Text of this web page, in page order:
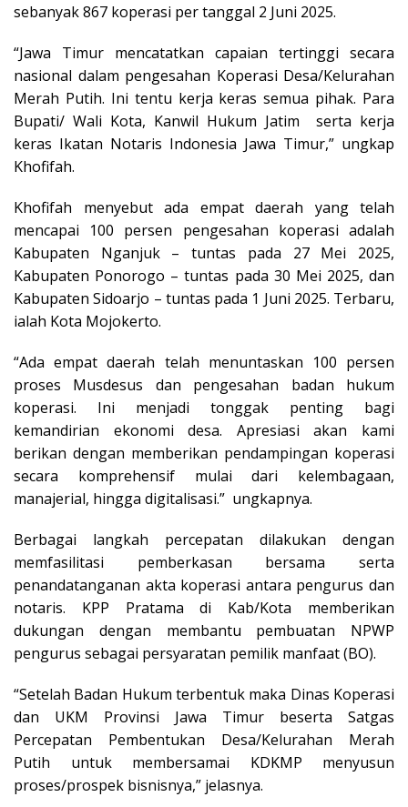
sebanyak 867 koperasi per tanggal 2 Juni 2025.
“Jawa Timur mencatatkan capaian tertinggi secara
nasional dalam pengesahan Koperasi Desa/Kelurahan
Merah Putih. Ini tentu kerja keras semua pihak. Para
Bupati/ Wali Kota, Kanwil Hukum Jatim serta kerja
keras Ikatan Notaris Indonesia Jawa Timur,” ungkap
Khofifah.
Khofifah menyebut ada empat daerah yang telah
mencapai 100 persen pengesahan koperasi adalah
Kabupaten Nganjuk – tuntas pada 27 Mei 2025,
Kabupaten Ponorogo – tuntas pada 30 Mei 2025, dan
Kabupaten Sidoarjo – tuntas pada 1 Juni 2025. Terbaru,
ialah Kota Mojokerto.
“Ada empat daerah telah menuntaskan 100 persen
proses Musdesus dan pengesahan badan hukum
koperasi. Ini menjadi tonggak penting bagi
kemandirian ekonomi desa. Apresiasi akan kami
berikan dengan memberikan pendampingan koperasi
secara komprehensif mulai dari kelembagaan,
manajerial, hingga digitalisasi.” ungkapnya.
Berbagai langkah percepatan dilakukan dengan
memfasilitasi pemberkasan bersama serta
penandatanganan akta koperasi antara pengurus dan
notaris. KPP Pratama di Kab/Kota memberikan
dukungan dengan membantu pembuatan NPWP
pengurus sebagai persyaratan pemilik manfaat (BO).
“Setelah Badan Hukum terbentuk maka Dinas Koperasi
dan UKM Provinsi Jawa Timur beserta Satgas
Percepatan Pembentukan Desa/Kelurahan Merah
Putih untuk membersamai KDKMP menyusun
proses/prospek bisnisnya,” jelasnya.